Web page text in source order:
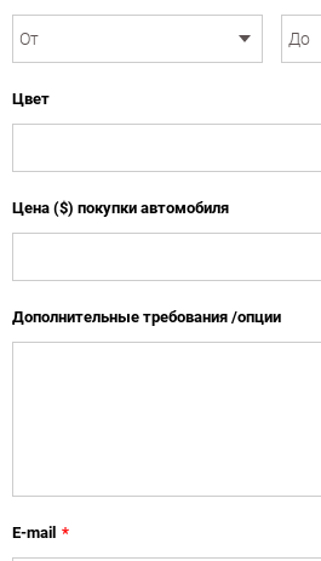
Цвет
Цена ($) покупки автомобиля
Дополнительные требования /опции
E-mail *